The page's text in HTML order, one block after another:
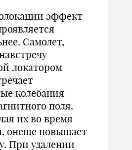
эффект
Самолет,
локатором
колебания
поля.
их во время
онеще повышает
При удалении